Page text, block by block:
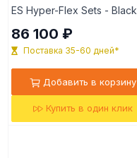
ES Hyper-Flex Sets - Black
86 100 ₽
Поставка 35-60 дней*
Добавить в корзину
Купить в один клик